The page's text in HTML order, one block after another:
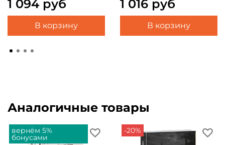
1 094 руб
В корзину
1 016 руб
В корзину
Аналогичные товары
вернём 5%
бонусами
-20%